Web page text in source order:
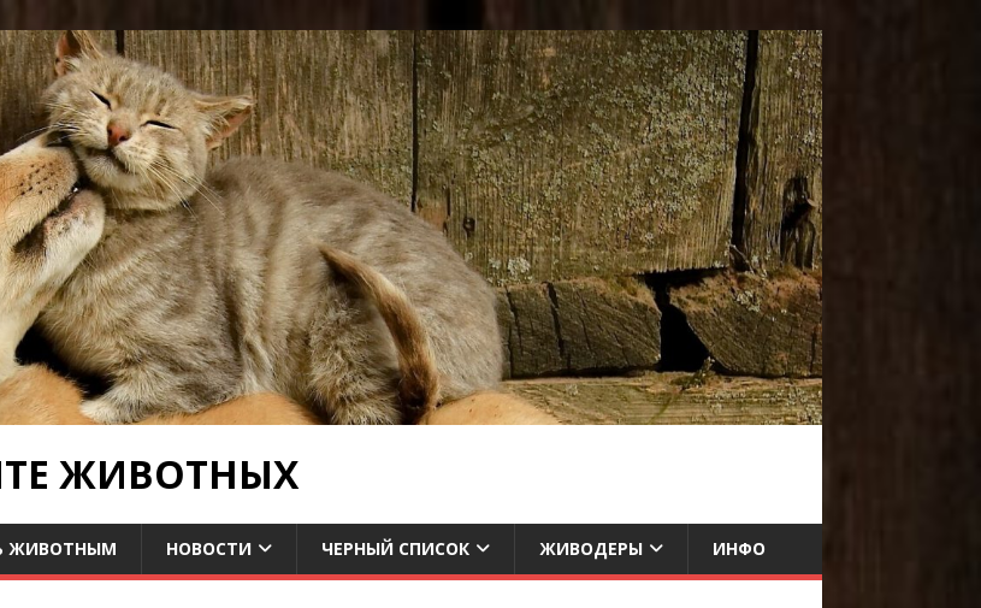
ЖИВОТНЫХ
ЖИВОТНЫМ НОВОСТИ ЧЕРНЫЙ СПИСОК ЖИВОДЕРЫ ИНФО